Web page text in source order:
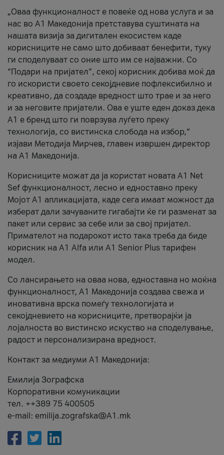
„Оваа функционалност е повеќе од нова услуга и за
нас во А1 Македонија претставува суштината на
нашата визија за дигитален екосистем каде
корисниците не само што добиваат бенефити, туку
ги споделуваат со оние што им се најважни. Со
“Подари на пријател”, секој корисник добива моќ да
го искористи своето секојдневие пофлексибилно и
креативно, да создаде вредност што трае и за него
и за неговите пријатели. Ова е уште еден доказ дека
А1 е бренд што ги поврзува луѓето преку
технологија, со вистинска слобода на избор,“
изјави Методија Мирчев, главен извршен директор
на А1 Македонија.
Корисниците можат да ја користат новата А1 Net
Sef функционалност, лесно и едноставно преку
Мојот А1 апликацијата, каде сега имаат можност да
изберат дали зачуваните гигабајти ќе ги разменат за
пакет или сервис за себе или за свој пријател.
Примателот на подарокот исто така треба да биде
корисник на А1 Alfa или A1 Senior Plus тарифен
модел.
Со лансирањето на оваа нова, едноставна но моќна
функционалност, А1 Македонија создава свежа и
иновативна врска помеѓу технологијата и
секојдневието на корисниците, претворајќи ја
лојалноста во вистинско искуство на споделување,
радост и персонализирана вредност.
Контакт за медиуми А1 Македонија:
Емилија Зографска
Корпоративни комуникации
тел. ++389 75 400505
e-mail: emilija.zografska@A1.mk